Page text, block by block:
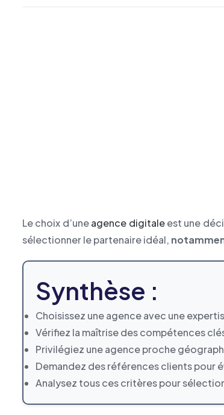
Le choix d’uneagence digitaleest une
sélectionner le partenaire idéal,
Synthèse :
Choisissez une agence avec une
Vérifiez la maîtrise des compétences
Privilégiez une agence proche
Demandez des références clients pour
Analysez tous ces critères pour